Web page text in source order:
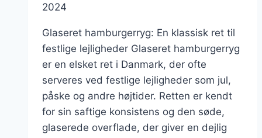
2024
Glaseret hamburgerryg: En klassisk ret til
festlige lejligheder Glaseret hamburgerryg
er en elsket ret i Danmark, der ofte
serveres ved festlige lejligheder som jul,
påske og andre højtider. Retten er kendt
for sin saftige konsistens og den søde,
glaserede overflade, der giver en dejlig